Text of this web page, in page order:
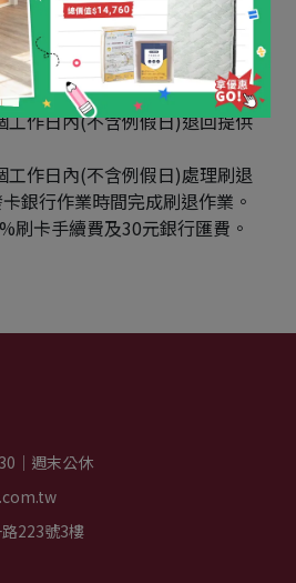
活動截圖及網址私訊LEVANA粉
作日(不含例假日)內查明釐清通
。
工作日內(不含例假日)退回提供
工作日內(不含例假日)處理刷退
銀行作業時間完成刷退作業。
刷卡手續費及30元銀行匯費。
｜週末公休
223號3樓